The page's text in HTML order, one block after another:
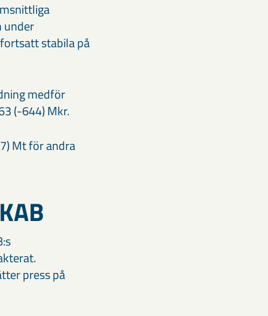
under
stabila på
medför
(-644) Mkr.
Mt för andra
press på